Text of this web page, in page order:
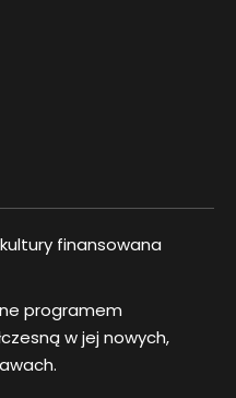
finansowana
programem
w jej nowych,